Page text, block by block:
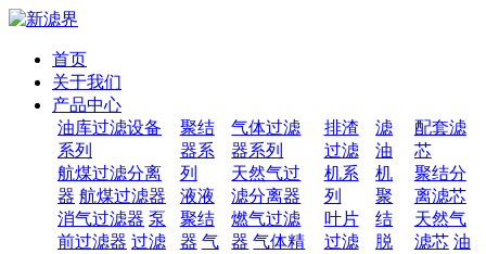
首页
关于我们
产品中心
油库过滤设备
系列
航煤过滤分离
器 航煤过滤器
消气过滤器 泵
前过滤器 过滤
聚结
器系
列
液液
聚结
器 气
气体过滤
器系列
天然气过
滤分离器
燃气过滤
器 气体精
排渣
过滤
机系
列
叶片
过滤
滤
油
机
聚
结
脱
配套滤
芯
聚结分
离滤芯
天然气
滤芯 油